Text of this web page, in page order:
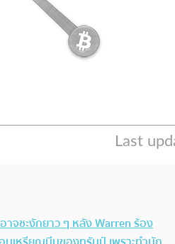
าจชะงักยาว ๆ หลัง Warren ร้อง